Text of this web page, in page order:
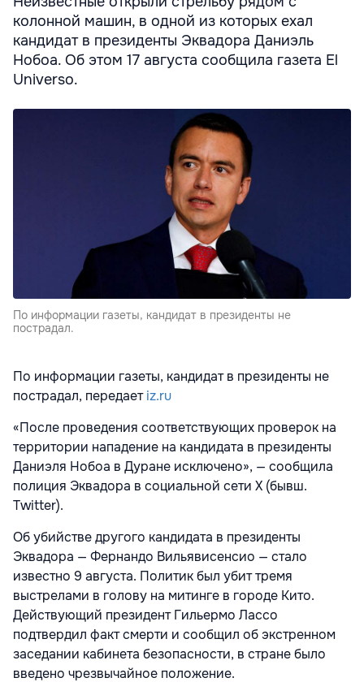
колонной машин, в одной из которых ехал
кандидат в президенты Эквадора Даниэль
Нобоа. Об этом 17 августа сообщила газета El
Universo.
По информации газеты, кандидат в президенты не
пострадал.
По информации газеты, кандидат в президенты не
пострадал, передаетiz.ru
«После проведения соответствующих проверок на
территории нападение на кандидата в президенты
Даниэля Нобоа в Дуране исключено», — сообщила
полиция Эквадора в социальной сети X (бывш.
Twitter).
Об убийстве другого кандидата в президенты
Эквадора — Фернандо Вильявисенсио — стало
известно 9 августа. Политик был убит тремя
выстрелами в голову на митинге в городе Кито.
Действующий президент Гильермо Лассо
подтвердил факт смерти и сообщил об экстренном
заседании кабинета безопасности, в стране было
введено чрезвычайное положение.